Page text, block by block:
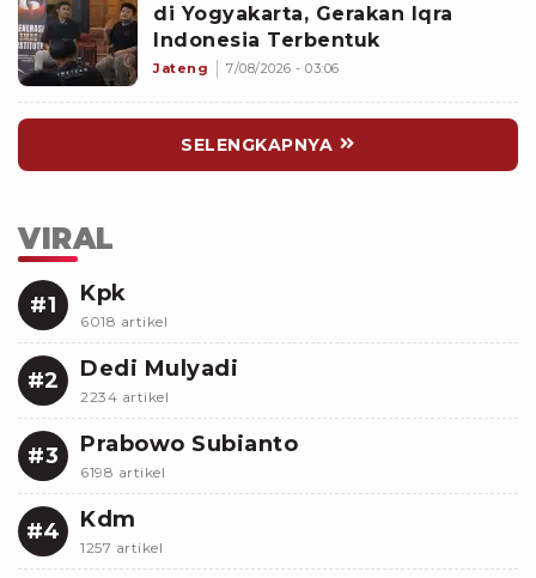
di Yogyakarta, Gerakan Iqra
Indonesia Terbentuk
Jateng 7/08/2026 - 03:06
SELENGKAPNYA
VIRAL
#1 Kpk
6018 artikel
#2 Dedi Mulyadi
2234 artikel
#3 Prabowo Subianto
6198 artikel
#4 Kdm
1257 artikel